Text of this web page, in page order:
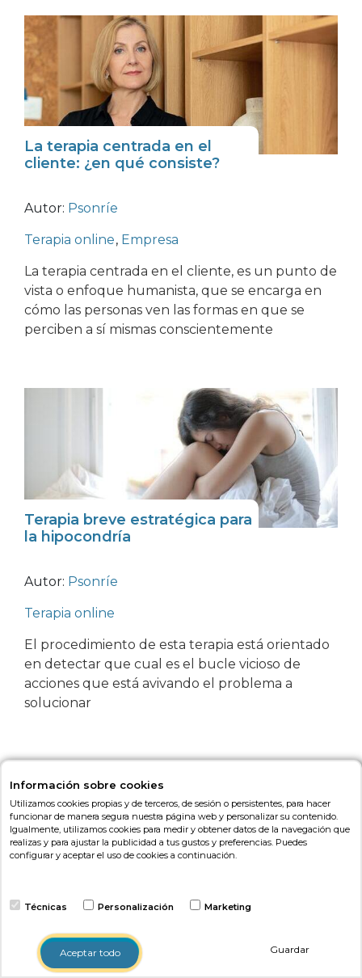
La terapia centrada en el
cliente: ¿en qué consiste?
Autor: Psonríe
Terapia online, Empresa
La terapia centrada en el cliente, es un punto de
vista o enfoque humanista, que se encarga en
cómo las personas ven las formas en que se
perciben a sí mismas conscientemente
Terapia breve estratégica para
la hipocondría
Autor: Psonríe
Terapia online
El procedimiento de esta terapia está orientado
en detectar que cual es el bucle vicioso de
acciones que está avivando el problema a
solucionar
y sus características
Autor:Psonríe
Información sobre cookies
Utilizamos cookies propias y de terceros, de sesión o persistentes, para hacer
funcionar de manera segura nuestra página web y personalizar su contenido.
Igualmente, utilizamos cookies para medir y obtener datos de la navegación que
realizas y para ajustar la publicidad a tus gustos y preferencias. Puedes
configurar y aceptar el uso de cookies a continuación.
Técnicas Personalización Marketing
Aceptar todo Guardar